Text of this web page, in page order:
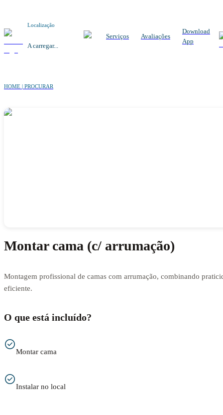
Localização
A carregar...
Serviços Avaliações
Download
App
HOME | PROCURAR
Montar cama (c/ arrumação)
Montagem profissional de camas com arrumação, combinando
eficiente.
O que está incluído?
Montar cama
Instalar no local